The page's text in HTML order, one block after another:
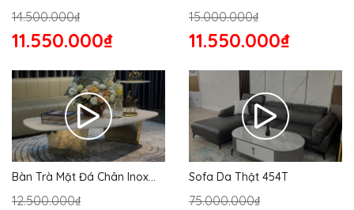
14.500.000₫
11.550.000₫
15.000.000₫
11.550.000₫
Bàn Trà Mặt Đá Chân Inox
12.500.000₫
Sofa Da Thật 454T
75.000.000₫